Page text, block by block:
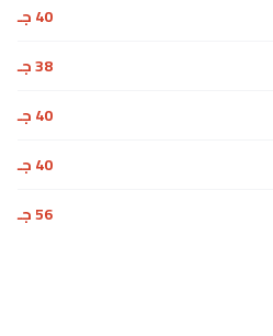
40 جـ
38 جـ
40 جـ
40 جـ
56 جـ